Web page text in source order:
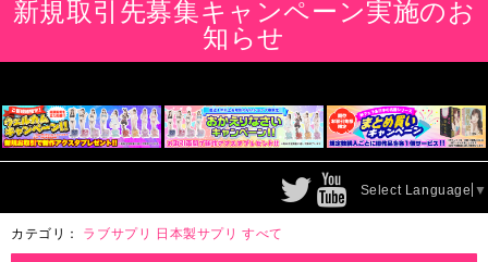
向け)
新規取引先募集キャンペーン実施のお
知らせ
Select Language ▼
カテゴリ： ラブサプリ 日本製サプリ すべて